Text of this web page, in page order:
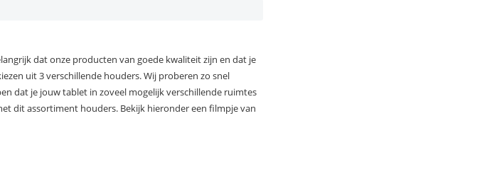
dat onze producten van goede kwaliteit zijn en dat je
uit 3 verschillende houders. Wij proberen zo snel
dat je jouw tablet in zoveel mogelijk verschillende ruimtes
dit assortiment houders. Bekijk hieronder een filmpje van